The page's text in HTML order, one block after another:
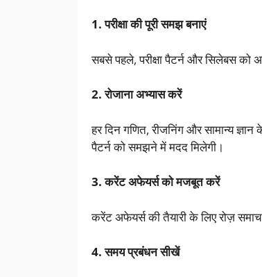
1. परीक्षा की पूरी समझ बनाएं
सबसे पहले, परीक्षा पैटर्न और सिलेबस
2. रोजाना अभ्यास करें
हर दिन गणित, रीजनिंग और सामान्य
पैटर्न को समझने में मदद मिलेगी।
3. करेंट अफेयर्स को मजबूत करें
करेंट अफेयर्स की तैयारी के लिए रोज़
4. समय प्रबंधन सीखें